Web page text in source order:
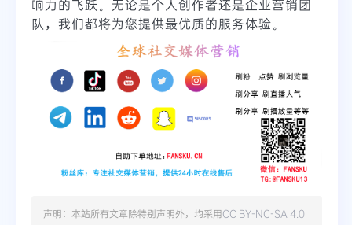
响力的飞跃。无论是个人创作者还是企业营销团
队，我们都将为您提供最优质的服务体验。
声明：本站所有文章除特别声明外，均采用CC BY-NC-SA 4.0